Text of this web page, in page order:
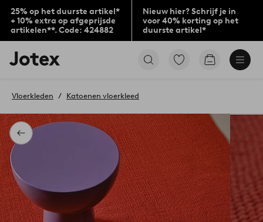
25% op het duurste artikel*
+ 10% extra op afgeprijsde
artikelen**. Code: 424882
Nieuw hier? Schrijf je in
voor 40% korting op het
duurste artikel*
Jotex
logo
to
home
page
Ga
Go
Terug
Vloerkleden Katoenen vloerkleed